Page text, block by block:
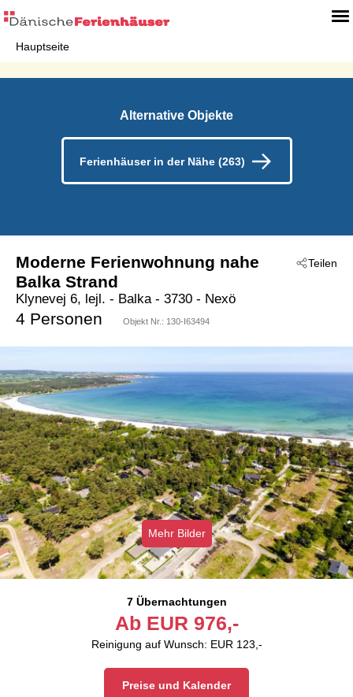
Hauptseite
Alternative Objekte
Ferienhäuser in der Nähe (263)
Teilen
Moderne Ferienwohnung nahe
Balka Strand
Klynevej 6, lejl. - Balka - 3730 - Nexö
4 Personen Objekt Nr.: 130-I63494
Mehr Bilder
7 Übernachtungen
Ab EUR 976,-
Reinigung auf Wunsch: EUR 123,-
Preise und Kalender